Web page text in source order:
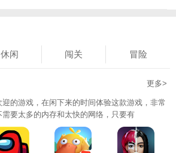
休闲 闯关 冒险
更多>
的游戏，在闲下来的时间体验这款游戏，非常
要太多的内存和太快的网络，只要有